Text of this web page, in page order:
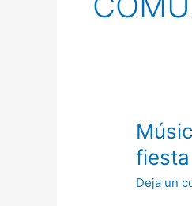
Deja un
Músicos
de
orquestas